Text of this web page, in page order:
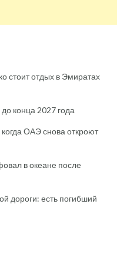
стоит отдых в Эмиратах
конца 2027 года
ОАЭ снова откроют
в океане после
дороги: есть погибший